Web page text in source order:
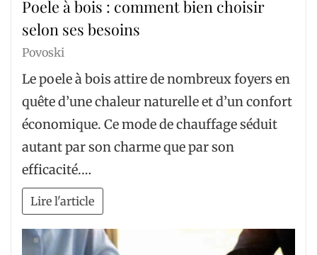
Poele à bois : comment bien choisir
selon ses besoins
Povoski
Le poele à bois attire de nombreux foyers en
quête d’une chaleur naturelle et d’un confort
économique. Ce mode de chauffage séduit
autant par son charme que par son
efficacité.…
Lire l'article